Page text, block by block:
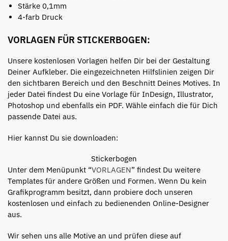
Stärke 0,1mm
4-farb Druck
VORLAGEN FÜR STICKERBOGEN:
Unsere kostenlosen Vorlagen helfen Dir bei der Gestaltung
Deiner Aufkleber. Die eingezeichneten Hilfslinien zeigen Dir
den sichtbaren Bereich und den Beschnitt Deines Motives. In
jeder Datei findest Du eine Vorlage für InDesign, Illustrator,
Photoshop und ebenfalls ein PDF. Wähle einfach die für Dich
passende Datei aus.
Hier kannst Du sie downloaden:
Stickerbogen
Unter dem Menüpunkt “VORLAGEN” findest Du weitere
Templates für andere Größen und Formen. Wenn Du kein
Grafikprogramm besitzt, dann probiere doch unseren
kostenlosen und einfach zu bedienenden Online-Designer
aus.
Wir sehen uns alle Motive an und prüfen diese auf